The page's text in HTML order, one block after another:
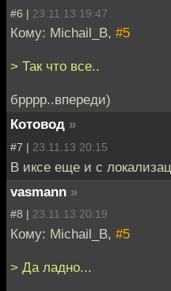
#6 | 23.11.13 19:47
Кому: Michail_B, #5
> Так что все..
брррр..впереди)
Котовод »
#7 | 23.11.13 20:15
В иксе еще и с
vasmann »
#8 | 23.11.13 20:19
Кому: Michail_B, #5
> Да ладно...